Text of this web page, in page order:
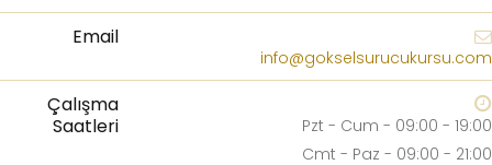
Email
info@gokselsurucukursu.com
Çalışma
Saatleri
Pzt - Cum - 09:00 - 19:00
Cmt - Paz - 09:00 - 21:00